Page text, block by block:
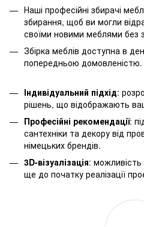
Наші професійні збирачі
збирання, щоб ви могли
своїми новими меблями без
Збірка меблів доступна в
попередньою домовленістю.
Індивідуальний підхід:
рішень, що відображають
Професійні рекомендації:
сантехніки та декору від
німецьких брендів.
3D-візуалізація: можливість
ще до початку реалізації